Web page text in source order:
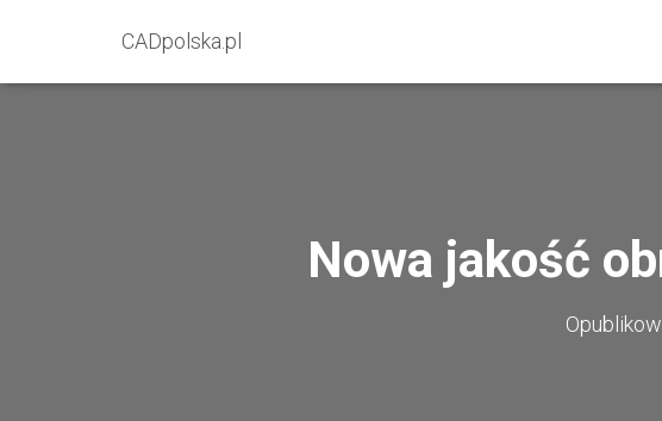
CADpolska.pl
Nowa jakość